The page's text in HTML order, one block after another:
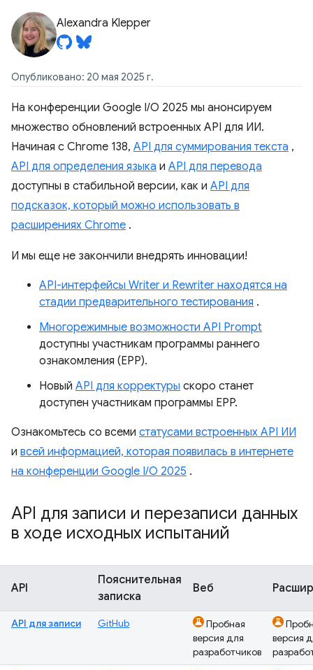
Alexandra Klepper
Опубликовано: 20 мая 2025 г.
На конференции Google I/O 2025 мы анонсируем
множество обновлений встроенных API для ИИ.
Начиная с Chrome 138, API для суммирования текста ,
API для определения языка и API для перевода
доступны в стабильной версии, как и API для
подсказок, который можно использовать в
расширениях Chrome .
И мы еще не закончили внедрять инновации!
API-интерфейсы Writer и Rewriter находятся на
стадии предварительного тестирования .
Многорежимные возможности API Prompt
доступны участникам программы раннего
ознакомления (EPP).
Новый API для корректуры скоро станет
доступен участникам программы EPP.
Ознакомьтесь со всеми статусами встроенных API ИИ
и всей информацией, которая появилась в интернете
на конференции Google I/O 2025 .
API для записи и перезаписи данных
в ходе исходных испытаний
API
Пояснительная
записка
Веб
API для записи GitHub
Пробная
версия для
разработчиков
версия